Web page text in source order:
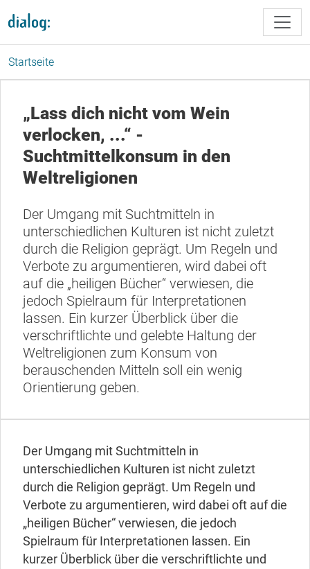
Startseite
„Lass dich nicht vom Wein
verlocken, ...“ -
Suchtmittelkonsum in den
Weltreligionen
Der Umgang mit Suchtmitteln in
unterschiedlichen Kulturen ist nicht zuletzt
durch die Religion geprägt. Um Regeln und
Verbote zu argumentieren, wird dabei oft
auf die „heiligen Bücher“ verwiesen, die
jedoch Spielraum für Interpretationen
lassen. Ein kurzer Überblick über die
verschriftlichte und gelebte Haltung der
Weltreligionen zum Konsum von
berauschenden Mitteln soll ein wenig
Orientierung geben.
Der Umgang mit Suchtmitteln in
unterschiedlichen Kulturen ist nicht zuletzt
durch die Religion geprägt. Um Regeln und
Verbote zu argumentieren, wird dabei oft auf die
„heiligen Bücher“ verwiesen, die jedoch
Spielraum für Interpretationen lassen. Ein
kurzer Überblick über die verschriftlichte und